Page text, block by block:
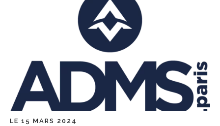
LE 15 MARS 2024